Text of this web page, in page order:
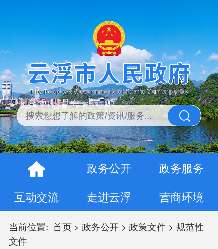
政务公开
政务服务
互动交流
走进云浮 营商环境
当前位置: 首页> 政务公开> 政策文件> 规范性
文件